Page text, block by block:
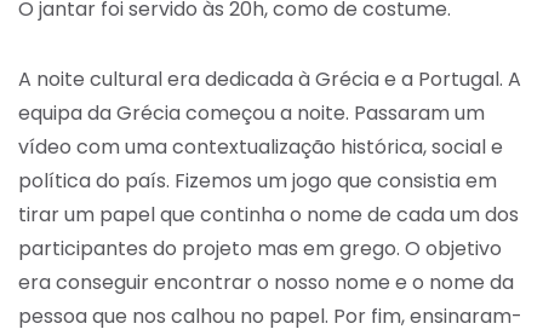
O jantar foi servido às 20h, como de costume.
A noite cultural era dedicada à Grécia e a Portugal. A
equipa da Grécia começou a noite. Passaram um
vídeo com uma contextualização histórica, social e
política do país. Fizemos um jogo que consistia em
tirar um papel que continha o nome de cada um dos
participantes do projeto mas em grego. O objetivo
era conseguir encontrar o nosso nome e o nome da
pessoa que nos calhou no papel. Por fim, ensinaram-